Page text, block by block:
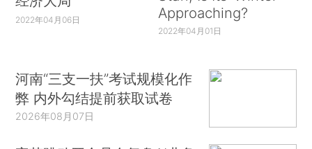
2022年04月06日
Approaching?
2022年04月01日
河南“三支一扶”考试规模化作
弊 内外勾结提前获取试卷
2026年08月07日